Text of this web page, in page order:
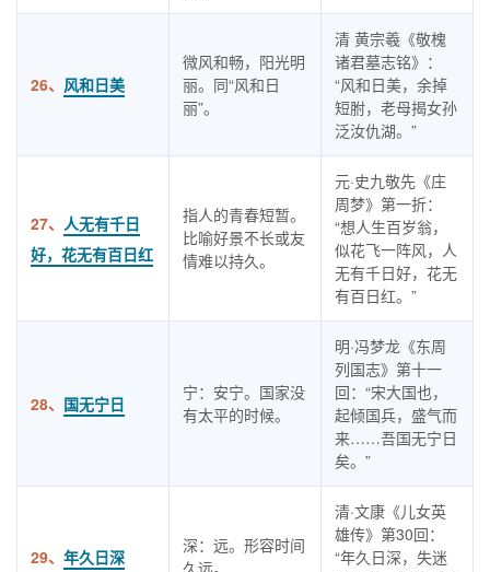
26、 风和日美
微风和畅，阳光明
丽。同“风和日
丽”。
清 黄宗羲《敬槐
诸君墓志铭》：
“风和日美，余掉
短胕，老母揭女孙
泛汝仇湖。”
27、 人无有千日
好，花无有百日红
指人的青春短暂。
比喻好景不长或友
情难以持久。
元·史九敬先《庄
周梦》第一折：
“想人生百岁翁，
似花飞一阵风，人
无有千日好，花无
有百日红。”
28、 国无宁日
宁：安宁。国家没
有太平的时候。
明·冯梦龙《东周
列国志》第十一
回：“宋大国也，
起倾国兵，盛气而
来……吾国无宁日
矣。”
29、 年久日深
深：远。形容时间
久远。
清·文康《儿女英
雄传》第30回：
“年久日深，失迷